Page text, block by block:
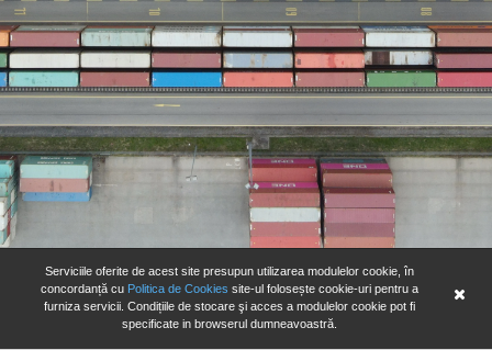
Serviciile oferite de acest site presupun utilizarea modulelor cookie, în
concordanță cu Politica de Cookies site-ul folosește cookie-uri pentru a
furniza servicii. Condițiile de stocare şi acces a modulelor cookie pot fi
specificate in browserul dumneavoastră.